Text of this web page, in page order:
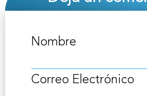
Nombre
Correo Electrónico